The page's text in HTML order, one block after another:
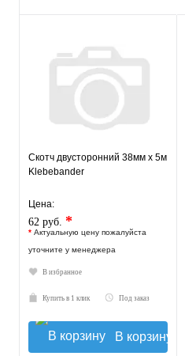
Скотч двусторонний 38мм х 5м
Klebebander
Цена:
62 руб. *
* Актуальную цену пожалуйста
уточните у менеджера
В избранное
Купить в 1 клик Под заказ
В корзину